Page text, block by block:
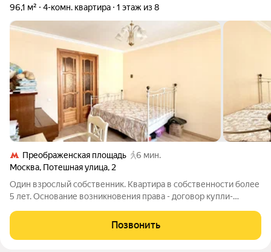
96,1 м² 4-комн. квартира 1 этаж из 8
Преображенская площадь
6 мин.
Москва, Потешная улица, 2
Один взрослый собственник. Квартира в собственности более
5 лет. Основание возникновения права - договор купли-
подготовлены к сделке. Без долгов. Без обременений.
Альтернатива на другой район.
Позвонить